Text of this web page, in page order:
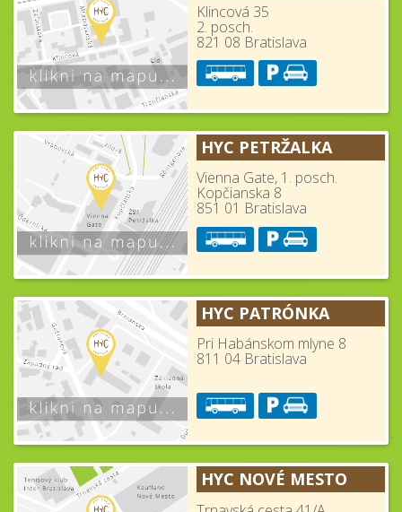
Klincová 35
2. posch.
821 08 Bratislava
HYC PETRŽALKA
Vienna Gate, 1. posch.
Kopčianska 8
851 01 Bratislava
HYC PATRÓNKA
Pri Habánskom mlyne 8
811 04 Bratislava
HYC NOVÉ MESTO